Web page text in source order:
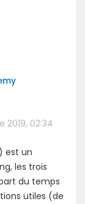
2019, 02:34
est un
les trois
du temps
utiles (de